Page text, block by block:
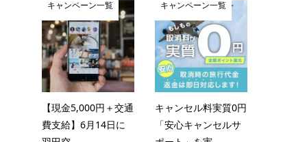
キャンペーン一覧
【現金5,000円＋交通
費支給】6月14日に
キャンペーン一覧
キャンセル料実質0円
「安心キャンセルサ